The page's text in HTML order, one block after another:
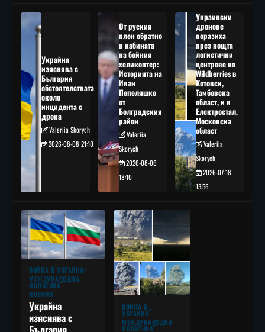
Украйна
изяснява с
България
обстоятелствата
около
инцидента с
дрона
Valeriia Skorych
2026-08-08 21:10
От руския
плен обратно
в кабината
на бойния
хеликоптер:
Историята на
Иван
Пепеляшко
от
Болградския
район
Valeriia
Skorych
2026-08-06
18:10
Украински
дронове
поразиха
през нощта
логистични
центрове на
Wildberries в
Котовск,
Тамбовска
област, и в
Електростал,
Московска
област
Valeriia
Skorych
2026-07-18
13:56
ВОЙНА В УКРАЙНА
МЕЖДУНАРОДНА
ПОЛИТИКА
НОВИНИ
Украйна
изяснява с
ВОЙНА В
УКРАЙНА
МЕЖДУНАРОДНА
ПОЛИТИКА